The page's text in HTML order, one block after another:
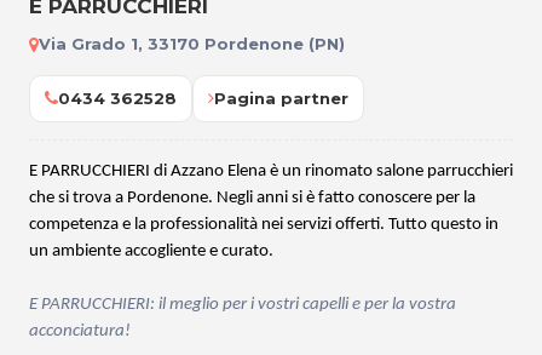
E PARRUCCHIERI
Via Grado 1, 33170 Pordenone (PN)
0434 362528 Pagina partner
E PARRUCCHIERI di Azzano Elena è un rinomato salone parrucchieri
che si trova a Pordenone. Negli anni si è fatto conoscere per la
competenza e la professionalità nei servizi offerti. Tutto questo in
un ambiente accogliente e curato.
E PARRUCCHIERI: il meglio per i vostri capelli e per la vostra
acconciatura!